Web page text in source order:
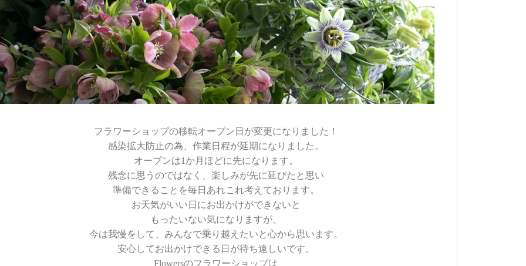
フラワーショップの移転オープン日が変更になりました！
感染拡大防止の為、作業日程が延期になりました。
オープンは1か月ほどに先になります。
残念に思うのではなく、楽しみが先に延びたと思い
準備できることを毎日あれこれ考えております。
お天気がいい日にお出かけができないと
もったいない気になりますが、
今は我慢をして、みんなで乗り越えたいと心から思います。
安心してお出かけできる日が待ち遠しいです。
Flowersのフラワーショップは